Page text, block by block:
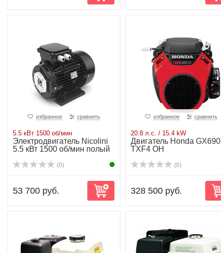
избранное сравнить
5.5 кВт 1500 об/мин
Электродвигатель Nicolini
5.5 кВт 1500 об/мин полый
(0)
53 700 руб.
избранное сравнить
20.8 л.с. / 15.4 kW
Двигатель Honda GX690
TXF4 OH
(0)
328 500 руб.